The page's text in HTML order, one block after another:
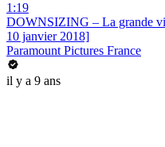
1:19
DOWNSIZING – La grande
10 janvier 2018]
Paramount Pictures France
il y a 9 ans